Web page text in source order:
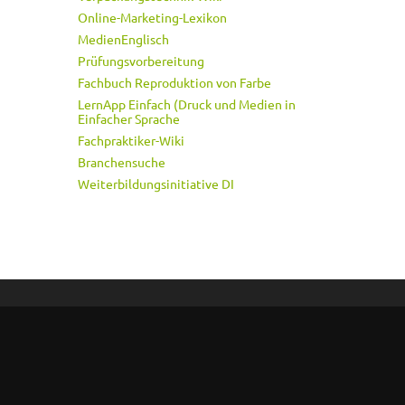
Online-Marketing-Lexikon
MedienEnglisch
Prüfungsvorbereitung
Fachbuch Reproduktion von Farbe
LernApp Einfach (Druck und Medien in
Einfacher Sprache
Fachpraktiker-Wiki
Branchensuche
Weiterbildungsinitiative DI